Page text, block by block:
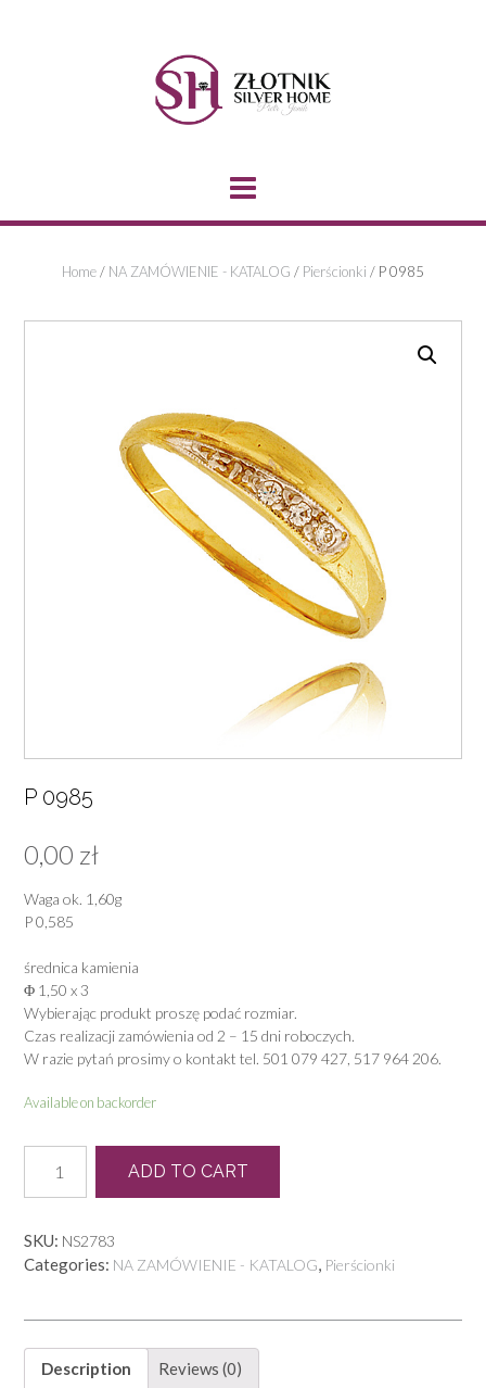
Home/ NA ZAMÓWIENIE - KATALOG / Pierścionki / P 0985
P 0985
0,00 zł
Waga ok. 1,60g
P 0,585
średnica kamienia
Φ 1,50 x 3
Wybierając produkt proszę podać rozmiar.
Czas realizacji zamówienia od 2 – 15 dni roboczych.
W razie pytań prosimy o kontakt tel. 501 079 427, 517 964 206.
Available on backorder
0985
quantity
ADD TO CART
SKU: NS2783
Categories: NA ZAMÓWIENIE - KATALOG, Pierścionki
Description Reviews (0)